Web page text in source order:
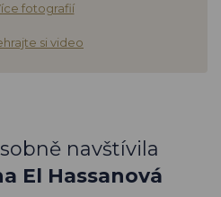
fotografií
si video
navštívila
El Hassanová